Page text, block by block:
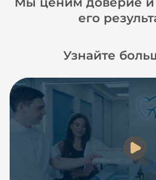
его
Узнайте